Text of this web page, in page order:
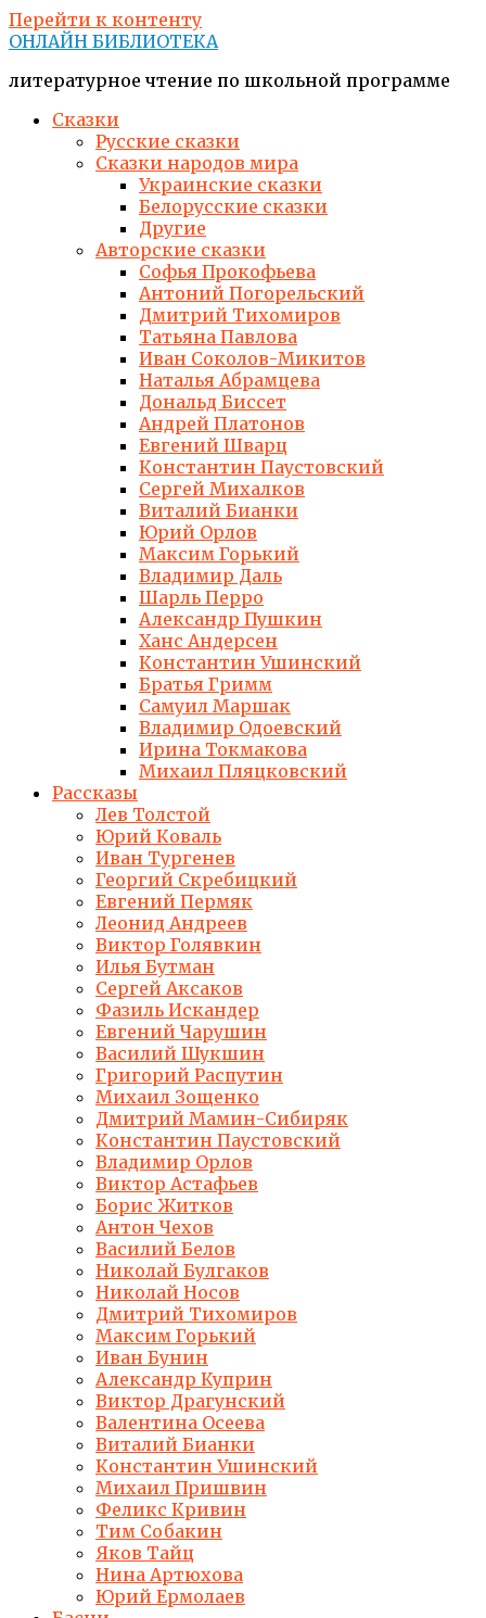
Перейти к контенту
ОНЛАЙН БИБЛИОТЕКА
литературное чтение по школьной программе
Сказки
Русские сказки
Сказки народов мира
Украинские сказки
Белорусские сказки
Другие
Авторские сказки
Софья Прокофьева
Антоний Погорельский
Дмитрий Тихомиров
Татьяна Павлова
Иван Соколов-Микитов
Наталья Абрамцева
Дональд Биссет
Андрей Платонов
Евгений Шварц
Константин Паустовский
Сергей Михалков
Виталий Бианки
Юрий Орлов
Максим Горький
Владимир Даль
Шарль Перро
Александр Пушкин
Ханс Андерсен
Константин Ушинский
Братья Гримм
Самуил Маршак
Владимир Одоевский
Ирина Токмакова
Михаил Пляцковский
Рассказы
Лев Толстой
Юрий Коваль
Иван Тургенев
Георгий Скребицкий
Евгений Пермяк
Леонид Андреев
Виктор Голявкин
Илья Бутман
Сергей Аксаков
Фазиль Искандер
Евгений Чарушин
Василий Шукшин
Григорий Распутин
Михаил Зощенко
Дмитрий Мамин-Сибиряк
Константин Паустовский
Владимир Орлов
Виктор Астафьев
Борис Житков
Антон Чехов
Василий Белов
Николай Булгаков
Николай Носов
Дмитрий Тихомиров
Максим Горький
Иван Бунин
Александр Куприн
Виктор Драгунский
Валентина Осеева
Виталий Бианки
Константин Ушинский
Михаил Пришвин
Феликс Кривин
Тим Собакин
Яков Тайц
Нина Артюхова
Юрий Ермолаев